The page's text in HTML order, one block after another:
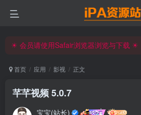
iPA资源站官方唯一客服微信:15504815558
iPA资源站官方唯一客服微信:15504815558
首页 应用 影视 正文
芊芊视频 5.0.7
宝宝(站长)